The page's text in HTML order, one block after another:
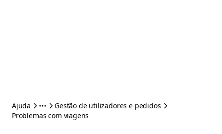
Ajuda
Gestão de utilizadores e pedidos
Problemas com viagens